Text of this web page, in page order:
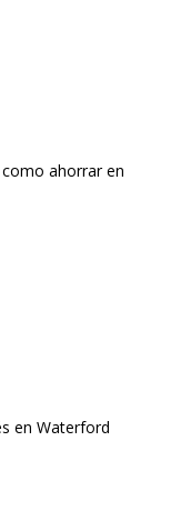
ahorrar en
en Waterford